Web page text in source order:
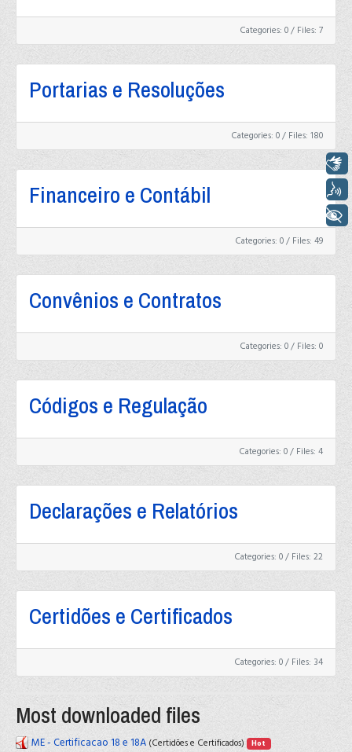
Categories: 0/ Files: 7
Portarias e Resoluções
Categories: 0/ Files: 180
Financeiro e Contábil
Categories: 0/ Files: 49
Convênios e Contratos
Categories: 0/ Files: 0
Códigos e Regulação
Categories: 0/ Files: 4
Declarações e Relatórios
Categories: 0/ Files: 22
Certidões e Certificados
Categories: 0/ Files: 34
Most downloaded files
ME - Certificacao 18 e 18A (Certidões e Certificados) Hot